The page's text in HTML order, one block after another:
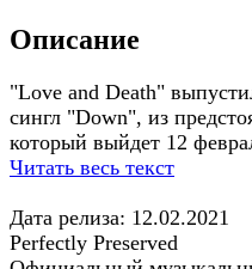
Описание
"Love and Death"
сингл "Down", из
который выйдет 12
Читать весь текст
Дата релиза: 12.02.2021
Perfectly Preserved